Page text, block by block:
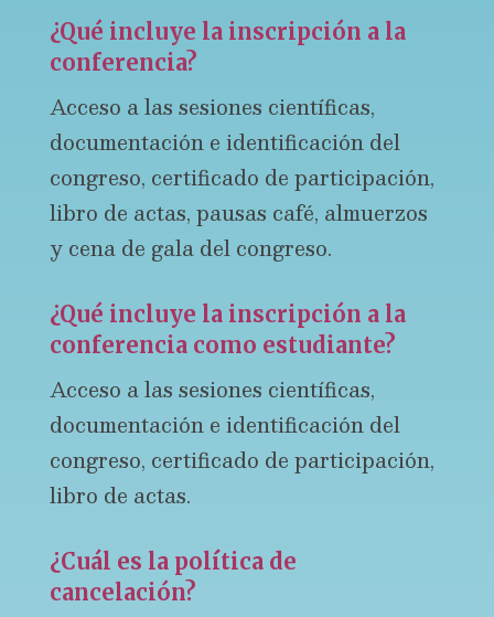
¿Qué incluye la inscripción a la
conferencia?
Acceso a las sesiones científicas,
documentación e identificación del
congreso, certificado de participación,
libro de actas, pausas café, almuerzos
y cena de gala del congreso.
¿Qué incluye la inscripción a la
conferencia como estudiante?
Acceso a las sesiones científicas,
documentación e identificación del
congreso, certificado de participación,
libro de actas.
¿Cuál es la política de
cancelación?